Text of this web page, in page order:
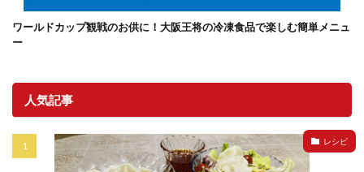
ワールドカップ観戦のお供に！大阪王将の冷凍食品で楽しむ簡単メニュ
ー
人気記事
レシピ